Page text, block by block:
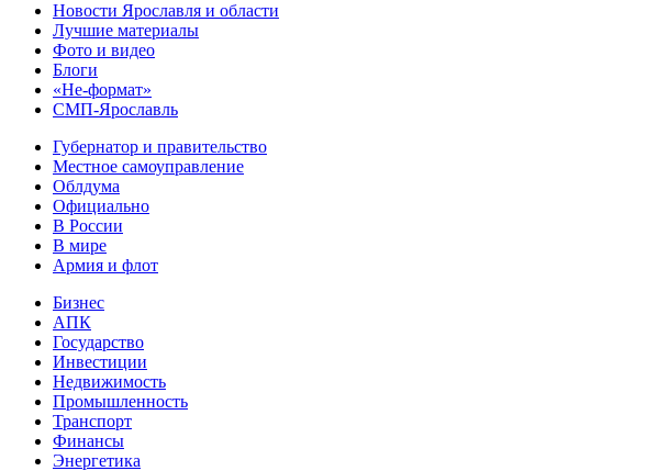
Новости Ярославля и области
Лучшие материалы
Фото и видео
Блоги
«Не-формат»
СМП-Ярославль
Губернатор и правительство
Местное самоуправление
Облдума
Официально
В России
В мире
Армия и флот
Бизнес
АПК
Государство
Инвестиции
Недвижимость
Промышленность
Транспорт
Финансы
Энергетика